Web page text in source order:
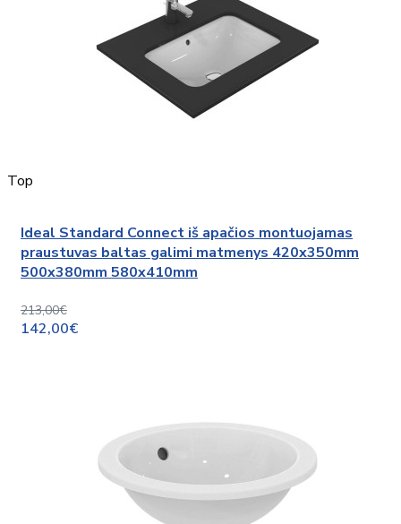
Top
Ideal Standard Connect iš apačios montuojamas
praustuvas baltas galimi matmenys 420x350mm
500x380mm 580x410mm
213,00€
142,00€